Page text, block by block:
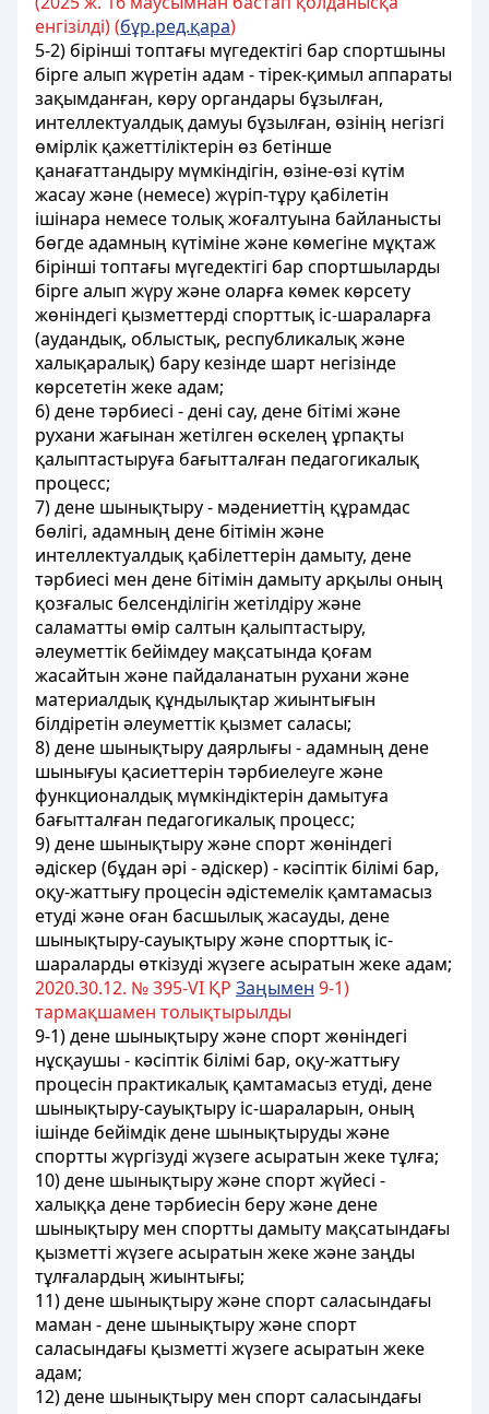
енгізілді) (бұр.ред.қара)
5-2) бірінші топтағы мүгедектігі бар спортшыны
бірге алып жүретін адам - тірек-қимыл аппараты
зақымданған, көру органдары бұзылған,
интеллектуалдық дамуы бұзылған, өзінің негізгі
өмірлік қажеттіліктерін өз бетінше
қанағаттандыру мүмкіндігін, өзіне-өзі күтім
жасау жəне (немесе) жүріп-тұру қабілетін
ішінара немесе толық жоғалтуына байланысты
бөгде адамның күтіміне жəне көмегіне мұқтаж
бірінші топтағы мүгедектігі бар спортшыларды
бірге алып жүру жəне оларға көмек көрсету
жөніндегі қызметтерді спорттық іс-шараларға
(аудандық, облыстық, республикалық жəне
халықаралық) бару кезінде шарт негізінде
көрсететін жеке адам;
6) дене тәрбиесi - денi сау, дене бiтiмi және
рухани жағынан жетiлген өскелең ұрпақты
қалыптастыруға бағытталған педагогикалық
процесс;
7) дене шынықтыру - мәдениеттiң құрамдас
бөлiгi, адамның дене бітімін және
интеллектуалдық қабілеттерін дамыту, дене
тәрбиесі мен дене бітімін дамыту арқылы оның
қозғалыс белсенділігін жетілдіру және
саламатты өмір салтын қалыптастыру,
әлеуметтік бейімдеу мақсатында қоғам
жасайтын және пайдаланатын рухани және
материалдық құндылықтар жиынтығын
білдіретін әлеуметтiк қызмет саласы;
8) дене шынықтыру даярлығы - адамның дене
шынығуы қасиеттерін тәрбиелеуге және
функционалдық мүмкіндіктерін дамытуға
бағытталған педагогикалық процесс;
9) дене шынықтыру және спорт жөнiндегi
әдiскер (бұдан әрi - әдiскер) - кәсіптік білімі бар,
оқу-жаттығу процесін әдiстемелiк қамтамасыз
етудi және оған басшылық жасауды, дене
шынықтыру-сауықтыру және спорттық іс-
шараларды өткізуді жүзеге асыратын жеке адам;
2020.30.12. № 395-VI ҚР Заңымен 9-1)
тармақшамен толықтырылды
9-1) дене шынықтыру және спорт жөніндегі
нұсқаушы - кәсіптік білімі бар, оқу-жаттығу
процесін практикалық қамтамасыз етуді, дене
шынықтыру-сауықтыру іс-шараларын, оның
ішінде бейімдік дене шынықтыруды және
спортты жүргізуді жүзеге асыратын жеке тұлға;
10) дене шынықтыру және спорт жүйесi -
халыққа дене тәрбиесiн беру және дене
шынықтыру мен спортты дамыту мақсатындағы
қызметтi жүзеге асыратын жеке және заңды
тұлғалардың жиынтығы;
11) дене шынықтыру және спорт саласындағы
маман - дене шынықтыру және спорт
саласындағы қызметті жүзеге асыратын жеке
адам;
12) дене шынықтыру мен спорт саласындағы